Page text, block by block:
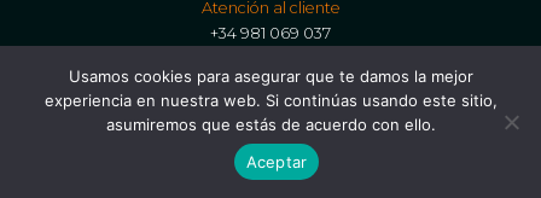
Atención al cliente
+34 981 069 037
Página
Usamos cookies para asegurar que te damos la mejor
experiencia en nuestra web. Si continúas usando este sitio,
asumiremos que estás de acuerdo con ello.
Aceptar